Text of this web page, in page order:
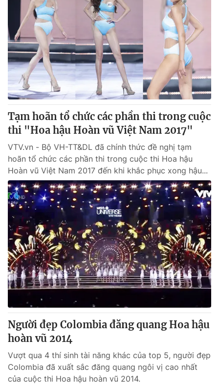
Giải sao mai
Làm đẹp
Chất lượng cuộc sống
Tuyển sinh
Học trực tuyến
Công nghệ
Hitech Công nghệ tương lai
Sản phẩm
Thị trường
Tư vấn
Giao lưu trực tuyến
Lịch phát sóng
Chuyên mục khác
Emagazine Podcast
Photo Infographic
Video Shorts video
VTV Money VTV Thể thao
VTV Sức khoẻ Bất động sản
Thị trường 24h Tấm lòng Việt
VTV4 Vươn mình bằng AI
VTV9 VTV8
Liên hệ tòa soạn English
Tạm hoãn tổ chức các phần thi trong cuộc
thi "Hoa hậu Hoàn vũ Việt Nam 2017"
VTV.vn - Bộ VH-TT&DL đã chính thức đề nghị tạm
hoãn tổ chức các phần thi trong cuộc thi Hoa hậu
Hoàn vũ Việt Nam 2017 đến khi khắc phục xong hậu...
Người đẹp Colombia đăng quang Hoa hậu
hoàn vũ 2014
Vượt qua 4 thí sinh tài năng khác của top 5, người đẹp
Colombia đã xuất sắc đăng quang ngôi vị cao nhất
của cuộc thi Hoa hậu hoàn vũ 2014.